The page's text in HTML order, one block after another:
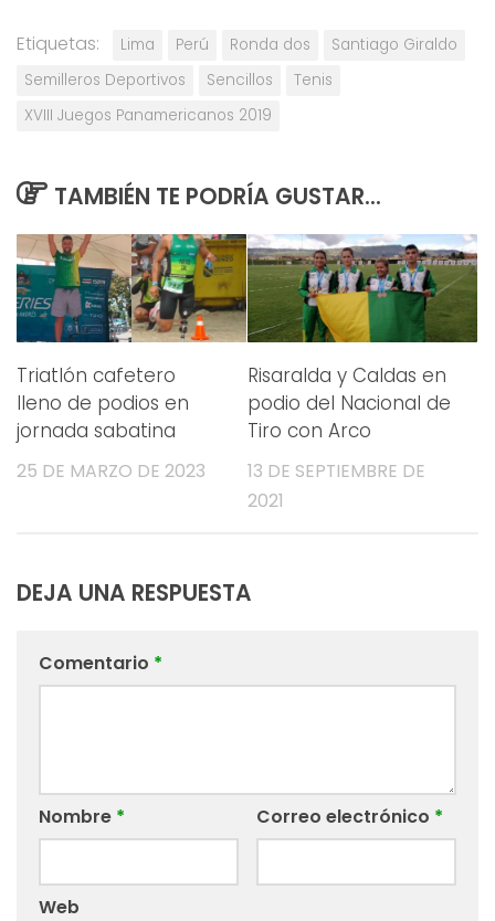
Etiquetas: Lima Perú Ronda dos
Santiago Giraldo
Semilleros Deportivos
Sencillos
Tenis
XVIII Juegos Panamericanos 2019
TAMBIÉN TE PODRÍA GUSTAR...
Triatlón cafetero
lleno de podios en
jornada sabatina
25 DE MARZO DE 2023
Risaralda y Caldas en
podio del Nacional de
Tiro con Arco
13 DE SEPTIEMBRE DE
2021
DEJA UNA RESPUESTA
Comentario *
Nombre * Correo electrónico *
Web